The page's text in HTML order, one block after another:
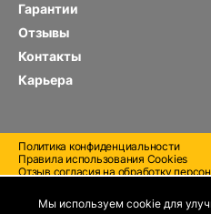
Гарантии
Отзывы
Контакты
Карьера
Политика конфиденциальности
Правила использования Cооkies
Отзыв согласия на обработку
Мы используем cookie для